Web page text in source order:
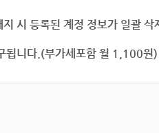
시 등록된 계정 정보가 일괄
됩니다.(부가세포함 월 1,100원)